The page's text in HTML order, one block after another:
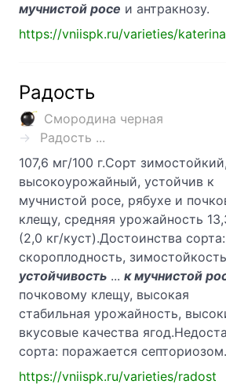
мучнистой росе и антракнозу.
https://vniispk.ru/varieties/katerina
Радость
Смородина черная
Радость ...
107,6 мг/100 г.Сорт зимостойкий,
высокоурожайный, устойчив к
мучнистой росе, рябухе и
клещу, средняя урожайность
(2,0 кг/куст).Достоинства сорта:
скороплодность,
устойчивость ... к мучнистой
почковому клещу, высокая
стабильная урожайность,
вкусовые качества
сорта: поражается септориозом.
https://vniispk.ru/varieties/radost